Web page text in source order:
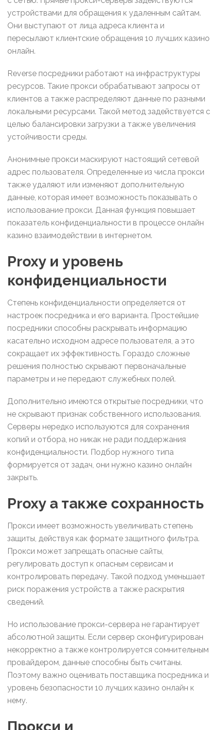
устройствами для обращения к удаленным сайтам.
Они выступают от лица адреса клиента и
пересылают клиентские обращения 10 лучших казино
онлайн.
Reverse посредники работают на инфраструктуры
ресурсов. Такие прокси обрабатывают запросы от
клиентов а также распределяют данные по разными
локальными ресурсами. Такой метод задействуется с
целью балансировки загрузки а также увеличения
устойчивости среды.
Анонимные прокси маскируют настоящий сетевой
адрес пользователя. Определенные из числа прокси
также удаляют или изменяют дополнительную
данные, которая имеет возможность показывать о
использование прокси. Данная функция повышает
показатель конфиденциальности в процессе онлайн
казино взаимодействии в интернетом.
Proxy и уровень
конфиденциальности
Степень конфиденциальности определяется от
настроек посредника и его варианта. Простейшие
посредники способны раскрывать информацию
касательно исходном адресе пользователя, а это
сокращает их эффективность. Гораздо сложные
решения полностью скрывают первоначальные
параметры и не передают служебных полей.
Дополнительно имеются открытые посредники, что
не скрывают признак собственного использования.
Серверы нередко используются для сохранения
копий и отбора, но никак не ради поддержания
конфиденциальности. Подбор нужного типа
формируется от задач, они нужно казино онлайн
закрыть.
Proxy а также сохранность
Прокси имеет возможность увеличивать степень
защиты, действуя как формате защитного фильтра.
Прокси может запрещать опасные сайты,
регулировать доступ к опасным сервисам и
контролировать передачу. Такой подход уменьшает
риск поражения устройств а также раскрытия
сведений.
Но использование прокси-сервера не гарантирует
абсолютной защиты. Если сервер сконфигурирован
некорректно а также контролируется сомнительным
провайдером, данные способны быть считаны.
Поэтому важно оценивать поставщика посредника и
уровень безопасности 10 лучших казино онлайн к
нему.
Прокси и